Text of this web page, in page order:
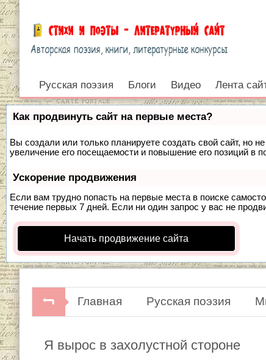
Войти
Русская поэзия Блоги Видео Лента
Как продвинуть сайт на первые места?
Вы создали или только планируете создать свой сайт, но
увеличение его посещаемости и повышение его позиций в
Ускорение продвижения
Если вам трудно попасть на первые места в поиске
течение первых 7 дней. Если ни один запрос у вас не
Начать продвижение сайта
Главная Русская поэзия
Советская поэзия. В 2-х
Я вырос в захолустной стороне